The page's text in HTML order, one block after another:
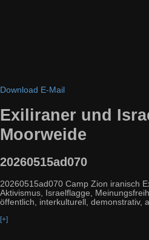
Download E-Mail
Exiliraner und
Moorweide
20260515ad070
20260515ad070 Camp Zion iranisch
Aktivismus, Israelflagge,
öffentlich, interkulturell, demonstrativ,
[+]